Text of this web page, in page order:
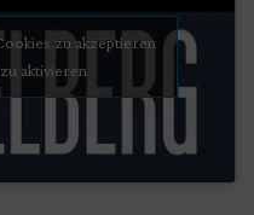
zu akzeptieren
aktivieren